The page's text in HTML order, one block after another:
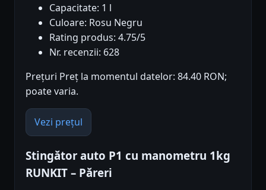
Capacitate: 1 l
Culoare: Rosu Negru
Rating produs: 4.75/5
Nr. recenzii: 628
Prețuri Preț la momentul datelor: 84.40 RON;
poate varia.
Vezi prețul
Stingător auto P1 cu manometru 1kg
RUNKIT – Păreri